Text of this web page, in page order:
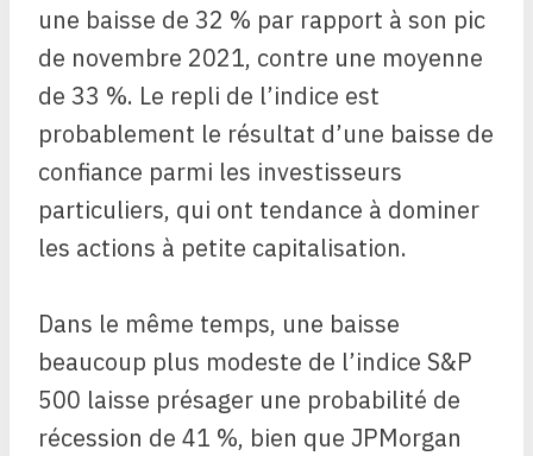
une baisse de 32 % par rapport à son pic
de novembre 2021, contre une moyenne
de 33 %. Le repli de l’indice est
probablement le résultat d’une baisse de
confiance parmi les investisseurs
particuliers, qui ont tendance à dominer
les actions à petite capitalisation.
Dans le même temps, une baisse
beaucoup plus modeste de l’indice S&P
500 laisse présager une probabilité de
récession de 41 %, bien que JPMorgan